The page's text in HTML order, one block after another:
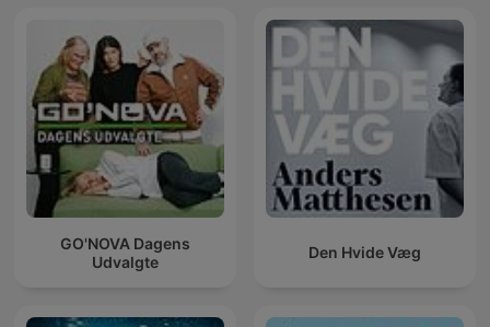
GO'NOVA Dagens
Udvalgte
Den Hvide Væg